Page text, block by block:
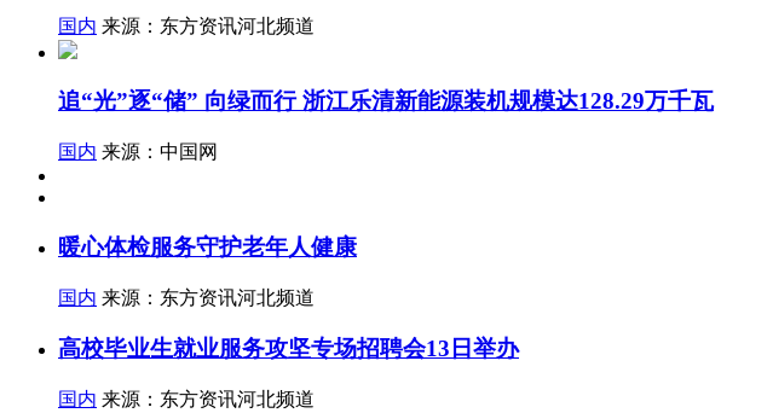
国内 来源：东方资讯河北频道
追“光”逐“储” 向绿而行 浙江乐清新能源装机规模达128.29万千瓦
国内 来源：中国网
暖心体检服务守护老年人健康
国内 来源：东方资讯河北频道
高校毕业生就业服务攻坚专场招聘会13日举办
国内 来源：东方资讯河北频道